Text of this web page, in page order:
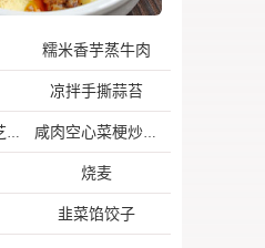
糯米香芋蒸牛肉
凉拌手撕蒜苔
朗姆酒蓝莓冻芝士 咸肉空心菜梗炒花菜
烧麦
韭菜馅饺子